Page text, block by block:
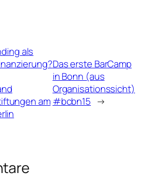
als
am
Das erste BarCamp
in Bonn (aus
Organisationssicht)
#bcbn15 →